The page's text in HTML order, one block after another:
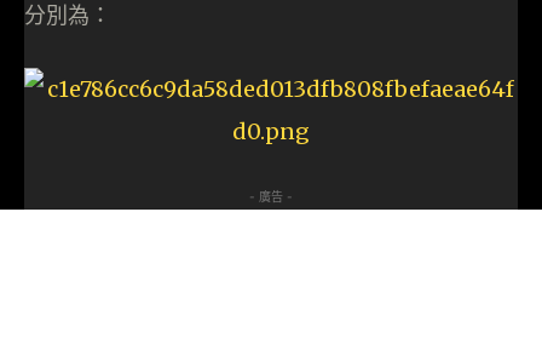
分別為：
- 廣告 -